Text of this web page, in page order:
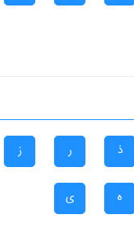
ذ ر ز
ه ی